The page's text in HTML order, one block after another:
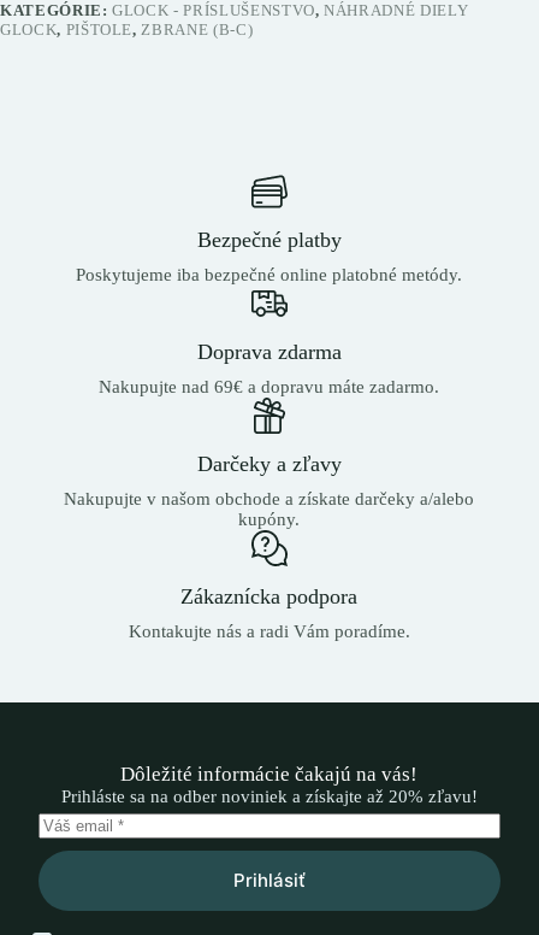
KATEGÓRIE:GLOCK - PRÍSLUŠENSTVO,NÁHRADNÉ DIELY
GLOCK, PIŠTOLE,ZBRANE (B-C)
Bezpečné platby
Poskytujeme iba bezpečné online platobné metódy.
Doprava zdarma
Nakupujte nad 69€ a dopravu máte zadarmo.
Darčeky a zľavy
Nakupujte v našom obchode a získate darčeky a/alebo
kupóny.
Zákaznícka podpora
Kontakujte nás a radi Vám poradíme.
Dôležité informácie čakajú na vás!
Prihláste sa na odber noviniek a získajte až 20% zľavu!
Prihlásiť